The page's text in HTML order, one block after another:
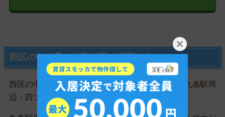
西区の中で最も治安が悪い場所は？
西区の中で治安が悪くおすすめできない場所は、九条駅周
辺・四ツ橋駅周辺です。